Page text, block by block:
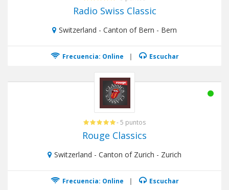
Radio Swiss Classic
Switzerland - Canton of Bern - Bern
Frecuencia: Online | Escuchar
- 5 puntos
Rouge Classics
Switzerland - Canton of Zurich - Zurich
Frecuencia: Online | Escuchar